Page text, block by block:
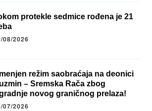
protekle sedmice rođena je 21
08/2026
režim saobraćaja na deonici
– Sremska Rača zbog
novog graničnog prelaza!
07/2026